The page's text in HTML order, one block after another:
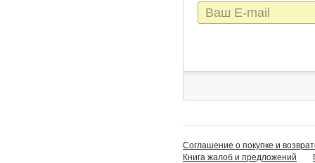
E-
mail
Соглашение о покупке и
Книга жалоб и предложений